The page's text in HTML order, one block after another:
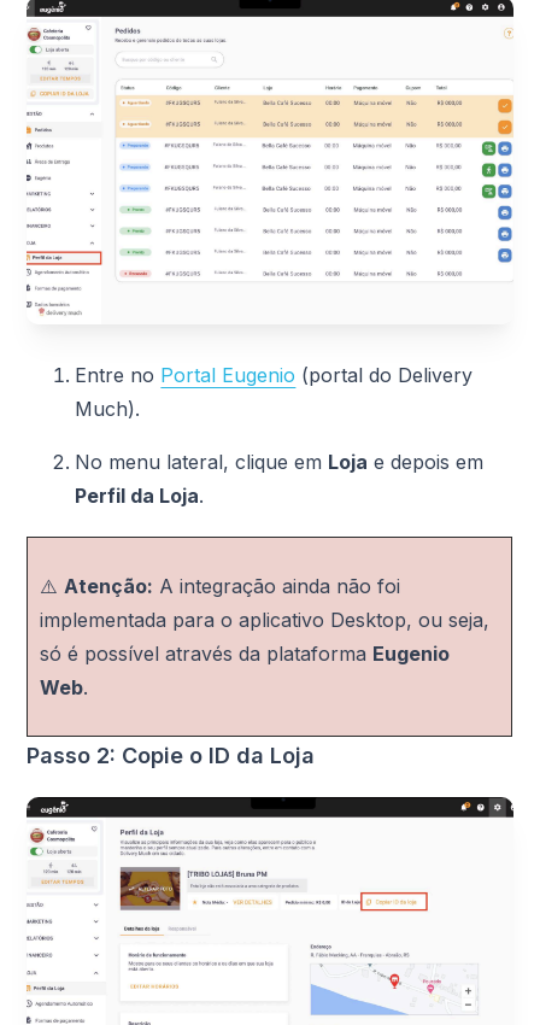
Entre no Portal Eugenio (portal do Delivery
Much).
No menu lateral, clique em Loja e depois em
Perfil da Loja.
⚠️Atenção: A integração ainda não foi
implementada para o aplicativo Desktop, ou seja,
só é possível através da plataforma Eugenio
Web.
Passo 2: Copie o ID da Loja